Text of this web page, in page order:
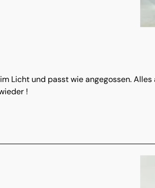
Licht und passt wie angegossen.
!